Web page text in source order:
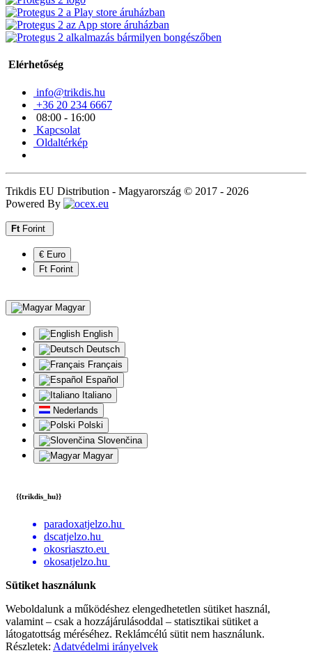
Elérhetőség
info@trikdis.hu
+36 20 234 6667
08:00 - 16:00
Kapcsolat
Oldaltérkép
Trikdis EU Distribution - Magyarország © 2017 - 2026
Powered By
Ft Forint
€ Euro
Ft Forint
Magyar
English
Deutsch
Français
Español
Italiano
Nederlands
Polski
Slovenčina
Magyar
{{trikdis_hu}}
paradoxatjelzo.hu
dscatjelzo.hu
okosriaszto.eu
okosatjelzo.hu
Sütiket használunk
Weboldalunk a működéshez elengedhetetlen sütiket használ,
valamint – csak a hozzájárulásoddal – statisztikai sütiket a
látogatottság méréséhez. Reklámcélú sütit nem használunk.
Részletek: Adatvédelmi irányelvek